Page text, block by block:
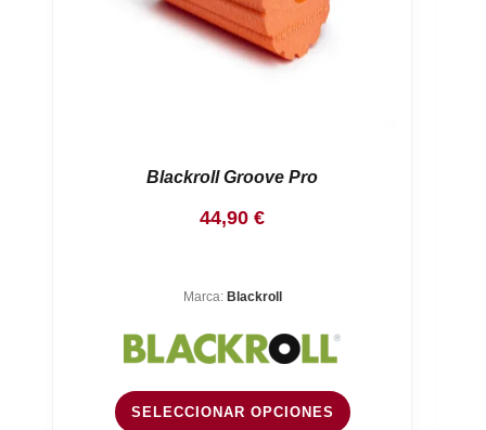
Blackroll Groove Pro
44,90 €
Marca: Blackroll
SELECCIONAR OPCIONES